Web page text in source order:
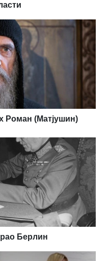
Роман (Матјушин)
Берлин